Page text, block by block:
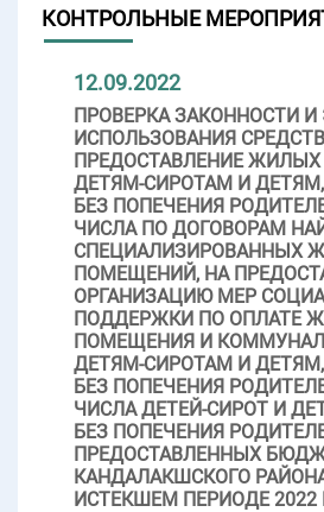
КОНТРОЛЬНЫЕ
12.09.2022
ПРОВЕРКА ЗАКОННОСТИ
ИСПОЛЬЗОВАНИЯ
ПРЕДОСТАВЛЕНИЕ
ДЕТЯМ-СИРОТАМ И
БЕЗ ПОПЕЧЕНИЯ
ЧИСЛА ПО ДОГОВОРАМ
СПЕЦИАЛИЗИРОВАННЫХ
ПОМЕЩЕНИЙ, НА
ОРГАНИЗАЦИЮ МЕР
ПОДДЕРЖКИ ПО ОПЛАТЕ
ПОМЕЩЕНИЯ И
ДЕТЯМ-СИРОТАМ И
БЕЗ ПОПЕЧЕНИЯ
ЧИСЛА ДЕТЕЙ-СИРОТ И
БЕЗ ПОПЕЧЕНИЯ
ПРЕДОСТАВЛЕННЫХ
КАНДАЛАКШСКОГО
ИСТЕКШЕМ ПЕРИОДЕ 2022